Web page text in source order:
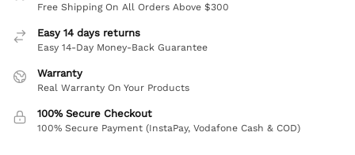
Free Shipping On All Orders Above $300
Easy 14 days returns
Easy 14-Day Money-Back Guarantee
Warranty
Real Warranty On Your Products
100% Secure Checkout
100% Secure Payment (InstaPay, Vodafone Cash & COD)